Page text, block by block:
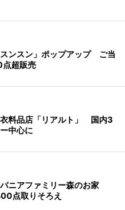
ンスン」ポップアップ ご当
点超販売
料品店「リアルト」 国内3
中心に
ニアファミリー森のお家
点取りそろえ